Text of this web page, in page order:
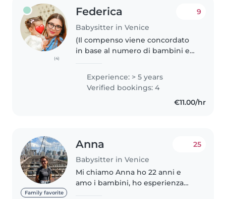
(4)
Federica
Babysitter in Venice
9
(Il compenso viene concordato
in base al numero di bambini e
babysitter con 6 anni di
esperienza nel prendermi cura..
Experience: > 5 years
Verified bookings: 4
€11.00/hr
Family favorite
Anna
Babysitter in Venice
25
Mi chiamo Anna ho 22 anni e
amo i bambini, ho esperienza